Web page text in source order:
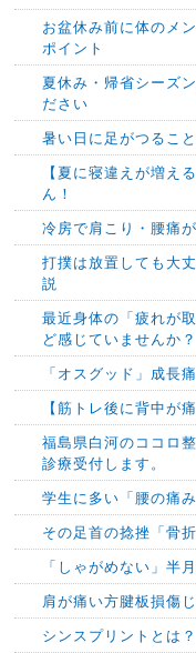
お盆休み前に体のメ
ポイント
夏休み・帰省シーズ
ださい
暑い日に足がつるこ
【夏に寝違えが増え
ん！
冷房で肩こり・腰痛
打撲は放置しても大
説
最近身体の「疲れが
ど感じていませんか？
「オスグッド」成長
【筋トレ後に背中が
福島県白河のココロ
診療受付します。
学生に多い「腰の痛
その足首の捻挫「骨
「しゃがめない」半
肩が痛い方腱板損傷
シンスプリントとは？